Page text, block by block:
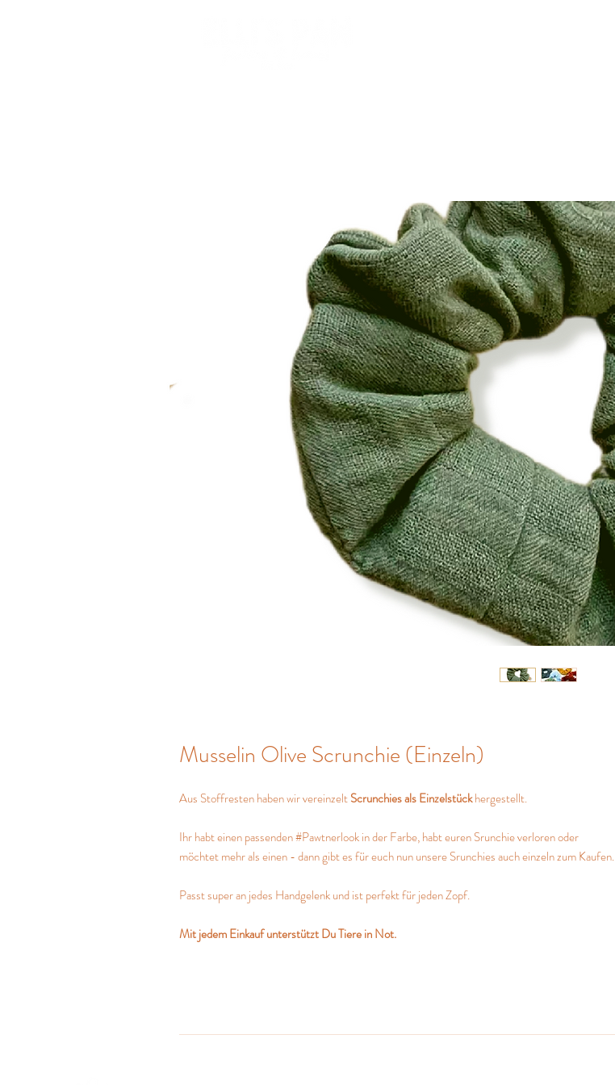
Musselin Olive Scrunchie (Einzeln)
Aus Stoffresten haben wir vereinzeltScrunchies als Einzelstückhergestellt.
Ihr habt einen passenden #Pawtnerlook in der Farbe, habt euren Srunchie verloren oder
möchtet mehr als einen - dann gibt es für euch nun unsere Srunchies auch einzeln zum Kaufen.
Passt super an jedes Handgelenk und ist perfekt für jeden Zopf.
Mit jedem Einkauf unterstützt Du Tiere in Not.